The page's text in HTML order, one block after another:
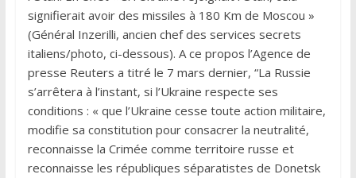
signifierait avoir des missiles à 180 Km de Moscou »
(Général Inzerilli, ancien chef des services secrets
italiens/photo, ci-dessous). A ce propos l’Agence de
presse Reuters a titré le 7 mars dernier, “La Russie
s’arrêtera à l’instant, si l’Ukraine respecte ses
conditions : « que l’Ukraine cesse toute action militaire,
modifie sa constitution pour consacrer la neutralité,
reconnaisse la Crimée comme territoire russe et
reconnaisse les républiques séparatistes de Donetsk